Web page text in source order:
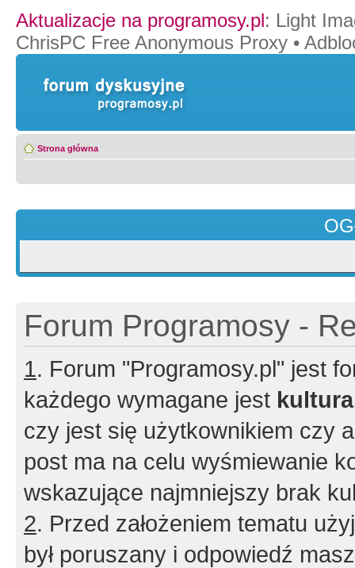
Aktualizacje na programosy.pl: Light
ChrisPC Free Anonymous Proxy •
Strona główna
Forum Programosy -
1. Forum "Programosy.pl" jest
każdego wymagane jest
czy jest się użytkownikiem czy
post ma na celu wyśmiewanie
wskazujące najmniejszy brak
2. Przed założeniem tematu
był poruszany i odpowiedź